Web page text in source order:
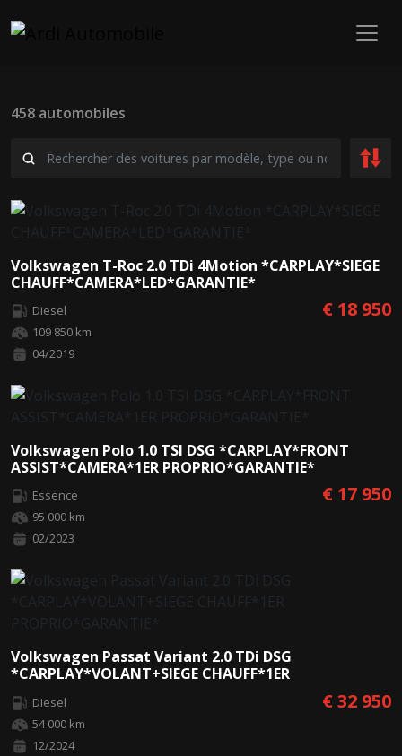
458 automobiles
Volkswagen T-Roc 2.0 TDi 4Motion *CARPLAY*SIEGE
CHAUFF*CAMERA*LED*GARANTIE*
Diesel
109 850 km
04/2019
€ 18 950
Volkswagen Polo 1.0 TSI DSG *CARPLAY*FRONT
ASSIST*CAMERA*1ER PROPRIO*GARANTIE*
Essence
95 000 km
02/2023
€ 17 950
Volkswagen Passat Variant 2.0 TDi DSG
*CARPLAY*VOLANT+SIEGE CHAUFF*1ER
Diesel
54 000 km
12/2024
€ 32 950